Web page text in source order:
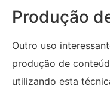
Produção
Outro uso
produção de
utilizando esta